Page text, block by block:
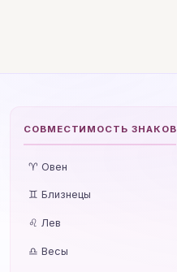
СОВМЕСТИМОСТЬ ЗНАКОВ
♈ Овен
♊ Близнецы
♌ Лев
♎ Весы